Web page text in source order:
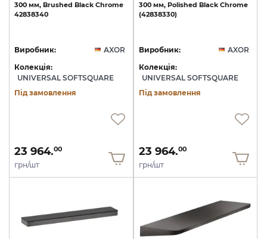
300 мм, Brushed Black Chrome
42838340
Виробник:
AXOR
Колекція:
UNIVERSAL SOFTSQUARE
Під замовлення
23 964.00
грн/шт
300 мм, Polished Black Chrome
(42838330)
Виробник:
AXOR
Колекція:
UNIVERSAL SOFTSQUARE
Під замовлення
23 964.00
грн/шт